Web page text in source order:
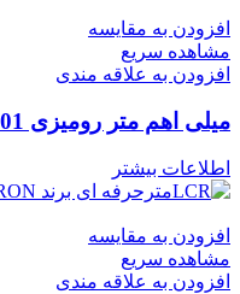
افزودن به مقایسه
مشاهده سریع
افزودن به علاقه مندی
میلی اهم متر رومیزی LUTRON MO-2001
اطلاعات بیشتر
افزودن به مقایسه
مشاهده سریع
افزودن به علاقه مندی